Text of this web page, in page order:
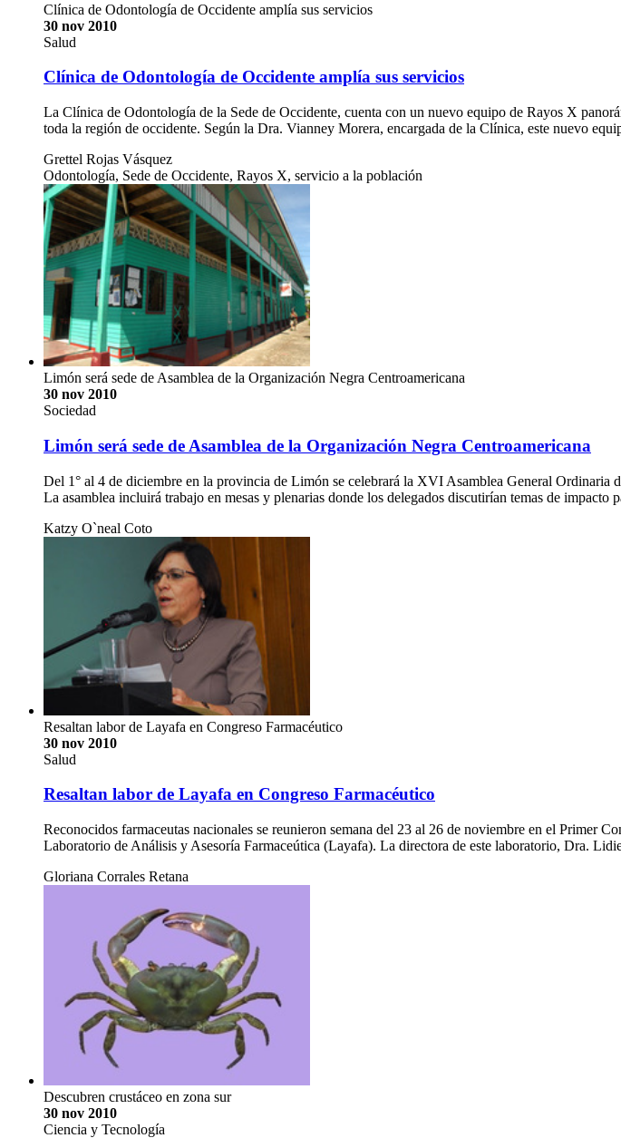
Clínica de Odontología de Occidente amplía sus servicios
30 nov 2010
Salud
Clínica de Odontología de Occidente amplía sus servicios
La Clínica de Odontología de la Sede de Occidente, cuenta con un nuevo equipo de Rayos X
toda la región de occidente. Según la Dra. Vianney Morera, encargada de la Clínica, este nuevo
Grettel Rojas Vásquez
Odontología, Sede de Occidente, Rayos X, servicio a la población
Limón será sede de Asamblea de la Organización Negra Centroamericana
30 nov 2010
Sociedad
Limón será sede de Asamblea de la Organización Negra Centroamericana
Del 1° al 4 de diciembre en la provincia de Limón se celebrará la XVI Asamblea General
La asamblea incluirá trabajo en mesas y plenarias donde los delegados discutirían temas de impacto
Katzy O`neal Coto
Resaltan labor de Layafa en Congreso Farmacéutico
30 nov 2010
Salud
Resaltan labor de Layafa en Congreso Farmacéutico
Reconocidos farmaceutas nacionales se reunieron semana del 23 al 26 de noviembre en el Primer
Laboratorio de Análisis y Asesoría Farmaceútica (Layafa). La directora de este laboratorio, Dra.
Gloriana Corrales Retana
Descubren crustáceo en zona sur
30 nov 2010
Ciencia y Tecnología